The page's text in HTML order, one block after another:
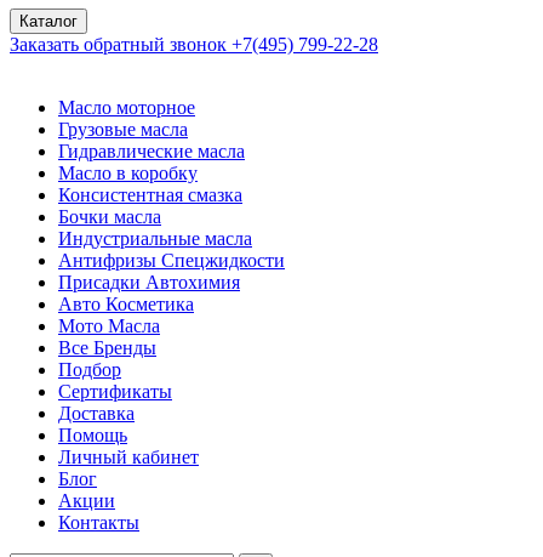
Каталог
Заказать обратный звонок +7(495) 799-22-28
Масло моторное
Грузовые масла
Гидравлические масла
Масло в коробку
Консистентная смазка
Бочки масла
Индустриальные масла
Антифризы Спецжидкости
Присадки Автохимия
Авто Косметика
Мото Масла
Все Бренды
Подбор
Сертификаты
Доставка
Помощь
Личный кабинет
Блог
Акции
Контакты